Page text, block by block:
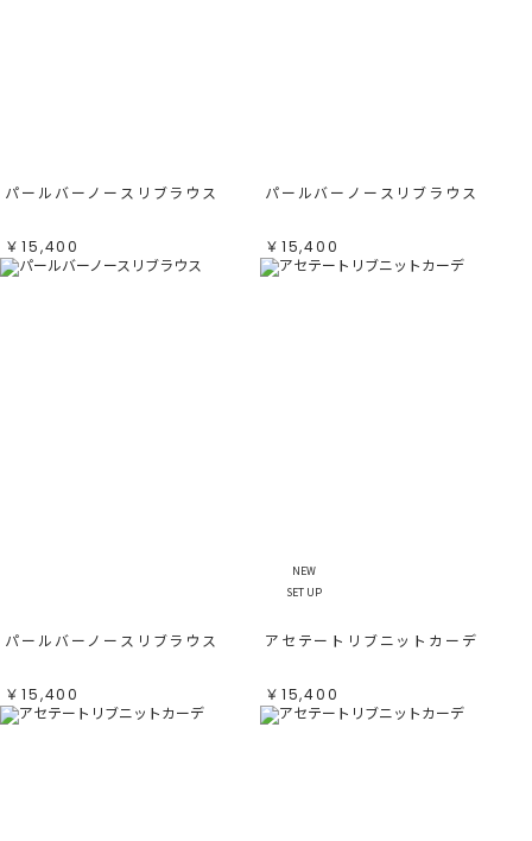
パールバーノースリブラウス
￥15,400
パールバーノースリブラウス
￥15,400
パールバーノースリブラウス
￥15,400
NEW
SET UP
アセテートリブニットカーデ
￥15,400